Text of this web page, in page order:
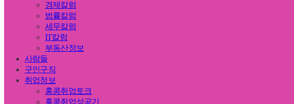
경제칼럼
법률칼럼
세무칼럼
IT칼럼
부동산정보
사람들
구인구직
취업정보
홍콩취업토크
홍콩취업성공기